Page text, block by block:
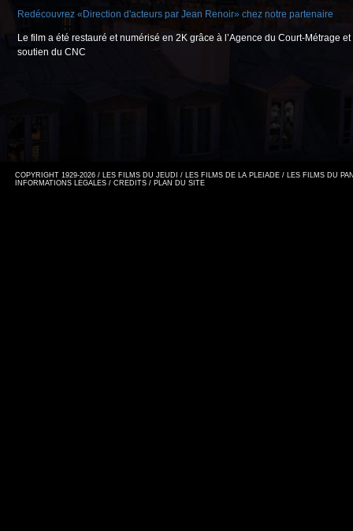
Redécouvrez «Direction d'acteurs par Jean Renoir» chez notre partenaire
Le film a été restauré et numérisé en 2K grâce à l’Agence du Court-Métrage et
soutien du CNC
COPYRIGHT 1929-2026 / LES FILMS DU JEUDI / LES FILMS DE LA PLEIADE / LES FILMS DU
INFORMATIONS LEGALES / CREDITS / PLAN DU SITE